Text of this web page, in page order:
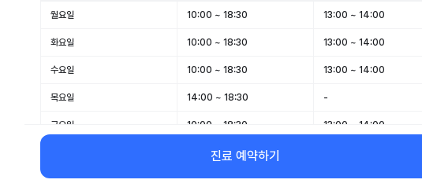
월요일 10:00 ~ 18:30 13:00 ~ 14:00
화요일 10:00 ~ 18:30 13:00 ~ 14:00
수요일 10:00 ~ 18:30 13:00 ~ 14:00
목요일 14:00 ~ 18:30 -
금요일 10:00 ~ 18:30 13:00 ~ 14:00
10:00 ~ 14:00
일요일 휴무 -
진료 예약하기